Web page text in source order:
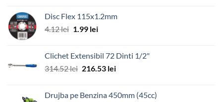
fost:
571.86 lei.
35.00 lei.
Disc Flex 115x1.2mm
4.12lei Prețul
fost:
4.12 lei.
1.99 leiPrețul
1.99 lei.
Clichet Extensibil 72 Dinti 1/2"
314.52lei Prețul
fost:
216.53 leiPrețul
216.53 lei.
Drujba pe Benzina 450mm (45cc)